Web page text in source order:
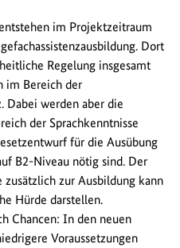
im Projektzeitraum
Dort
Regelung insgesamt
im Bereich der
Dabei werden aber die
der Sprachkenntnisse
für die Ausübung
B2-Niveau nötig sind. Der
zusätzlich zur Ausbildung kann
Hürde darstellen.
Chancen: In den neuen
Voraussetzungen